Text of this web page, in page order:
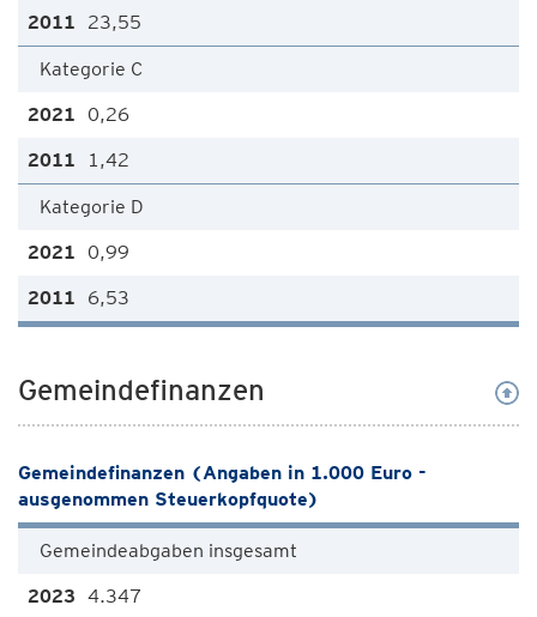
23,55
Kategorie C
0,26
1,42
Kategorie D
0,99
6,53
Gemeindefinanzen
Gemeindefinanzen (Angaben in 1.000 Euro -
ausgenommen Steuerkopfquote)
Gemeindeabgaben insgesamt
4.347